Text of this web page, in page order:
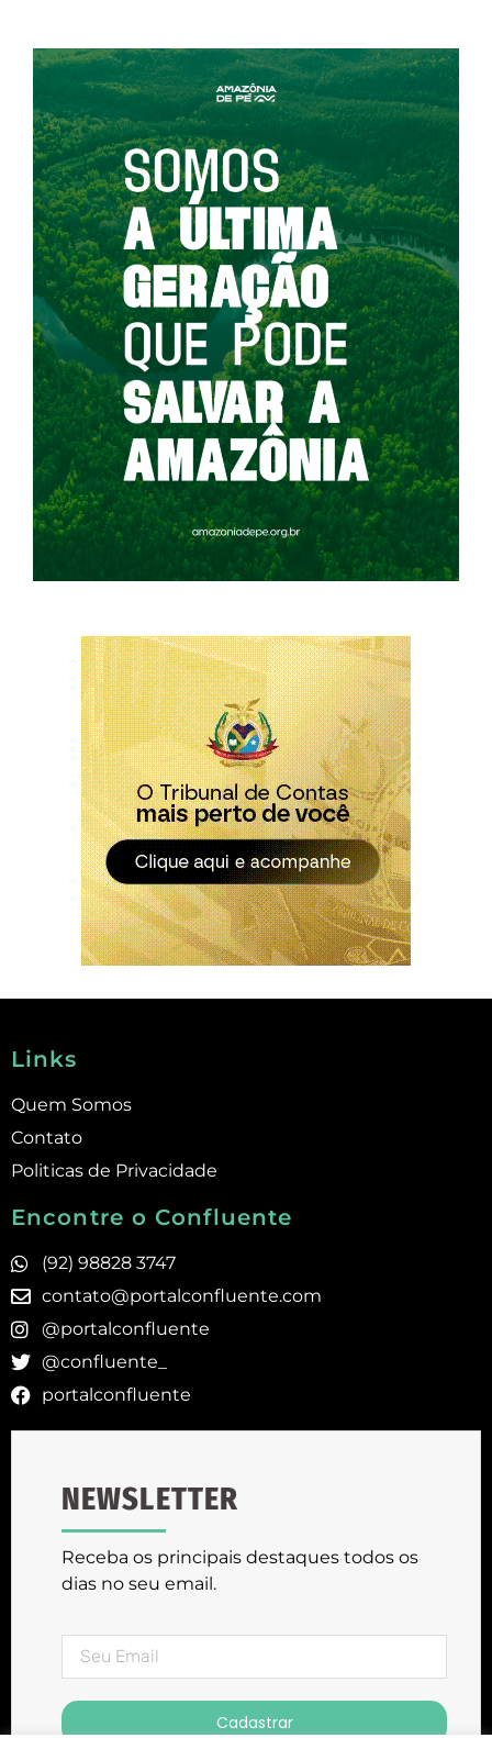
Links
Quem Somos
Contato
Politicas de Privacidade
Encontre o Confluente
(92) 98828 3747
contato@portalconfluente.com
@portalconfluente
@confluente_
portalconfluente
NEWSLETTER
Receba os principais destaques todos os
dias no seu email.
Cadastrar